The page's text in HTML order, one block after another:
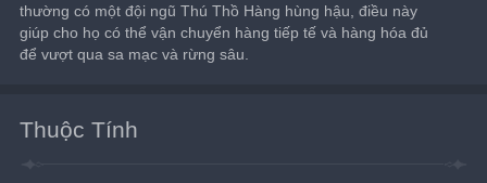
thường có một đội ngũ Thú Thồ Hàng hùng hậu, điều này
giúp cho họ có thể vận chuyển hàng tiếp tế và hàng hóa đủ
để vượt qua sa mạc và rừng sâu.
Thuộc Tính